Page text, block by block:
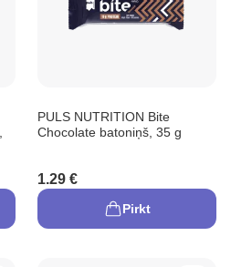
PULS NUTRITION Bite
Chocolate batoniņš, 35 g
1.29 €
Pirkt